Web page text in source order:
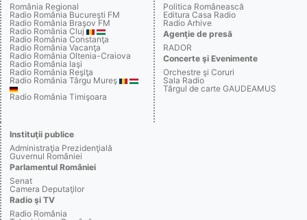
România Regional
Radio România Bucureşti FM
Radio România Braşov FM
Radio România Cluj
Radio România Constanţa
Radio România Vacanţa
Radio România Oltenia-Craiova
Radio România Iaşi
Radio România Reşiţa
Radio România Târgu Mureş
Radio România Timişoara
Politica Românească
Editura Casa Radio
Radio Arhive
Agenţie de presă
RADOR
Concerte şi Evenimente
Orchestre şi Coruri
Sala Radio
Târgul de carte GAUDEAMUS
Instituţii publice
Administraţia Prezidenţială
Guvernul României
Parlamentul României
Senat
Camera Deputaţilor
Radio şi TV
Radio România